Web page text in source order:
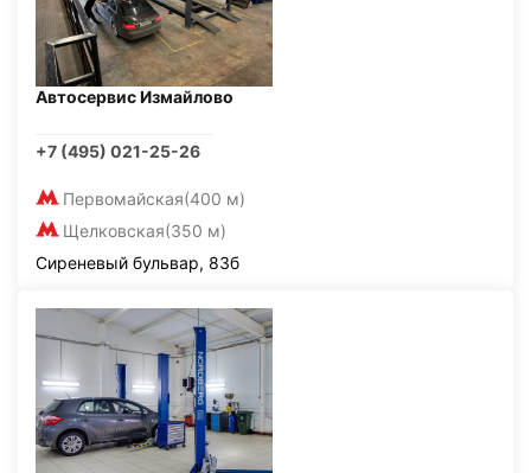
Автосервис Измайлово
+7 (495) 021-25-26
Первомайская(400 м)
Щелковская(350 м)
Сиреневый бульвар, 83б